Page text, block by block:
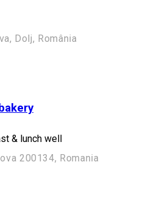
Dolj, România
& lunch well
200134, Romania